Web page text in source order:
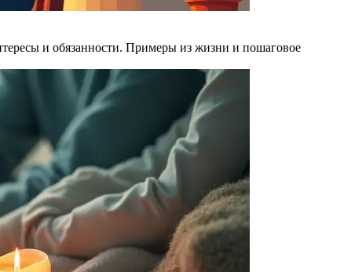
и обязанности. Примеры из жизни и пошаговое